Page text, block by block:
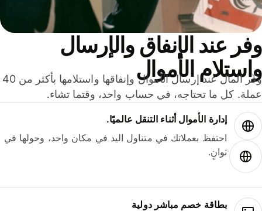
عند الإنفاق والإرسال
الأموال
وفّر المال عند إرسال الأموال وإنفاقها واستلامها بأكثر من 40
كل ما تحتاجه، في حساب واحد، وقتما تشاء.
إدارة الأموال أثناء التنقل عالميًا.
احتفظ بعملاتك في متناول اليد في مكان واحد، وحولها في
ثوانٍ.
بطاقة خصم مباشر دولية